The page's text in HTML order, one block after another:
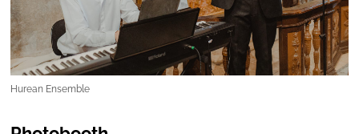
Hurean Ensemble